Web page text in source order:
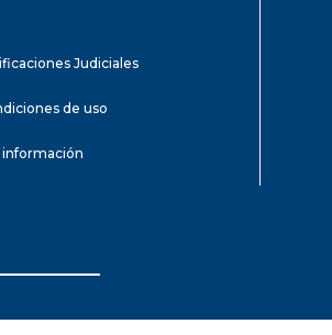
Judiciales
de uso
información